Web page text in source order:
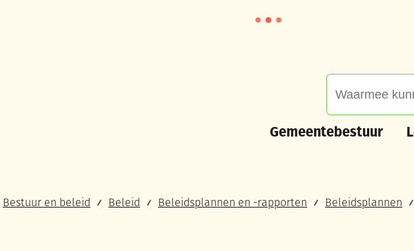
Gemeentebestuur
Bestuur en beleid Beleid Beleidsplannen en -rapporten Beleidsplannen